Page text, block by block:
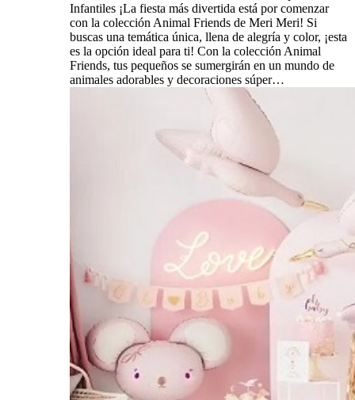
Infantiles ¡La fiesta más divertida está por comenzar
con la colección Animal Friends de Meri Meri! Si
buscas una temática única, llena de alegría y color, ¡esta
es la opción ideal para ti! Con la colección Animal
Friends, tus pequeños se sumergirán en un mundo de
animales adorables y decoraciones súper…